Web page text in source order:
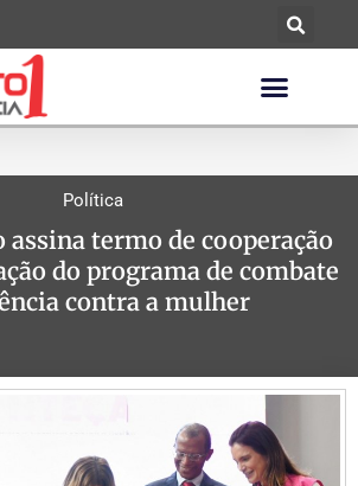
Política
assina termo de cooperação
do programa de combate
contra a mulher